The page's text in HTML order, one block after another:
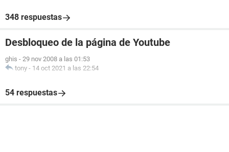
348 respuestas
Desbloqueo de la página de Youtube
ghis - 29 nov 2008 a las 01:53
tony - 14 oct 2021 a las 22:54
54 respuestas